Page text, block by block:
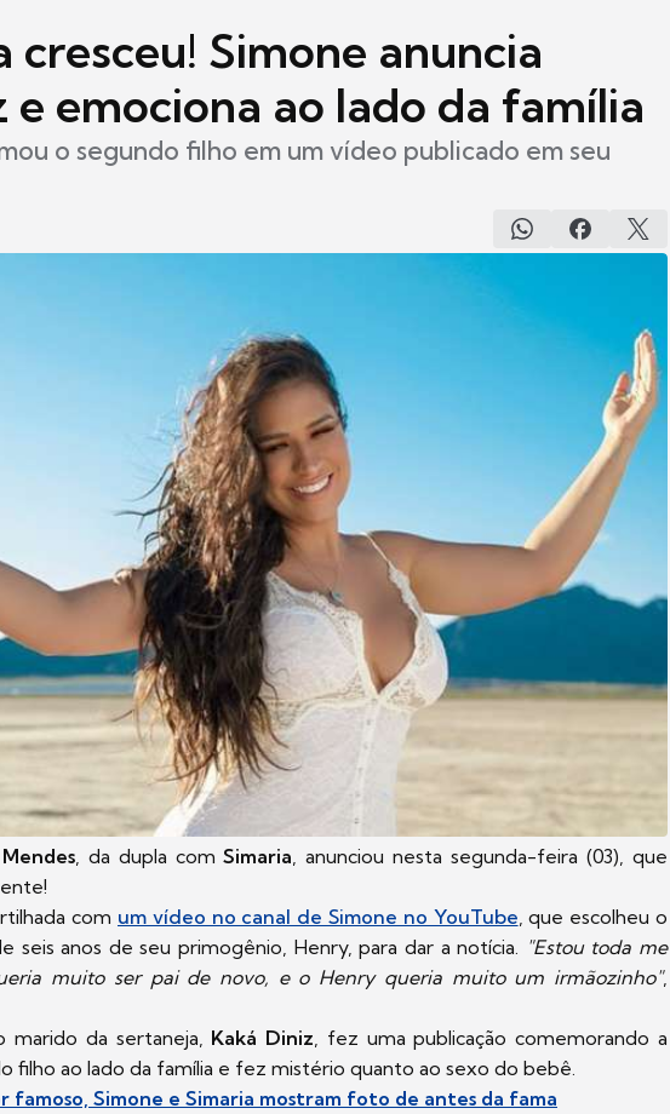
cresceu! Simone anuncia
e emociona ao lado da família
o segundo filho em um vídeo publicado em seu
, da dupla comSimaria , anunciou nesta segunda-feira (03), que
com um vídeo no canal de Simone no YouTube , que escolheu o
seis anos de seu primogênio, Henry, para dar a notícia.
"Estou toda me
muito ser pai de novo, e o Henry queria muito um irmãozinho",
marido da sertaneja, Kaká Diniz , fez uma publicação comemorando a
filho ao lado da família e fez mistério quanto ao sexo do bebê.
famoso, Simone e Simaria mostram foto de antes da fama